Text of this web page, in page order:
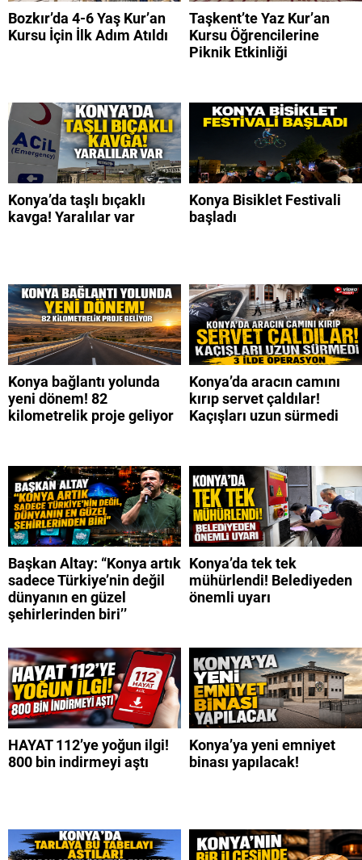
Bozkır’da 4-6 Yaş Kur’an
Kursu İçin İlk Adım Atıldı
Taşkent’te Yaz Kur’an
Kursu Öğrencilerine
Piknik Etkinliği
Konya’da taşlı bıçaklı
kavga! Yaralılar var
Konya Bisiklet Festivali
başladı
Konya bağlantı yolunda
yeni dönem! 82
kilometrelik proje geliyor
Konya’da aracın camını
kırıp servet çaldılar!
Kaçışları uzun sürmedi
Başkan Altay: “Konya artık
sadece Türkiye’nin değil
dünyanın en güzel
şehirlerinden biri’’
Konya’da tek tek
mühürlendi! Belediyeden
önemli uyarı
HAYAT 112’ye yoğun ilgi!
800 bin indirmeyi aştı
Konya’ya yeni emniyet
binası yapılacak!